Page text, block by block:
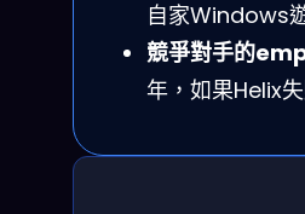
自家Windows
競爭對手的
年，如果Helix